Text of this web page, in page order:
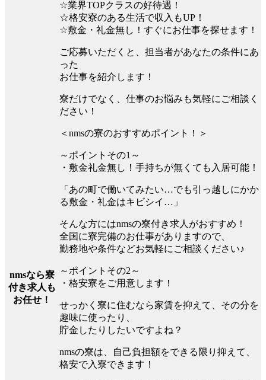
nmsなら寮
付き求人も
お任せ！
☆業界TOPクラスの好待遇！
☆格安寮のある生活で収入もUP！
☆敷金・礼金無し！すぐにお仕事を探せます！
ご応募いただくと、担当者があなたの条件にあ
った
お仕事を紹介します！
寮だけでなく、仕事のお悩みも気軽にご相談く
ださい！
＜nmsの寮のおすすめポイント！＞
～ポイントその1～
・敷金礼金無し！手持ちが無くても入居可能！
「あの町で働いてみたい…でも引っ越しにかか
る敷金・礼金はキビシイ…」
そんな方にはnmsの寮付き求人がおすすめ！
全国に寮完備のお仕事がありますので、
勤務地や条件などお気軽にご相談ください♪
～ポイントその2～
・格安寮をご用意します！
せっかく寮に住むなら家賃を抑えて、その分を
趣味に使ったり、
貯金したりしたいですよね？
nmsの寮は、自己負担額をできる限り抑えて、
格安で入寮できます！